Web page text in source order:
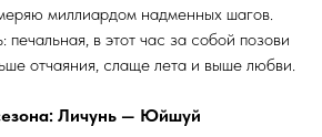
миллиардом надменных шагов.
в этот час за собой позови
отчаяния, слаще лета и выше любви.
Личунь — Юйшуй